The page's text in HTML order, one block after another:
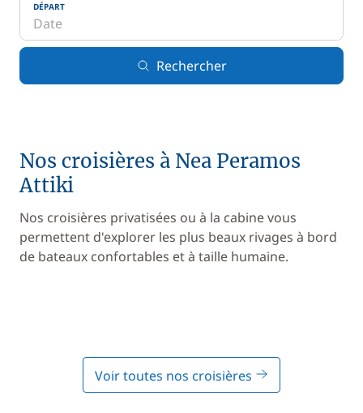
DÉPART
Rechercher
Nos croisières à Nea Peramos
Attiki
Nos croisières privatisées ou à la cabine vous
permettent d'explorer les plus beaux rivages à bord
de bateaux confortables et à taille humaine.
Voir toutes nos croisières